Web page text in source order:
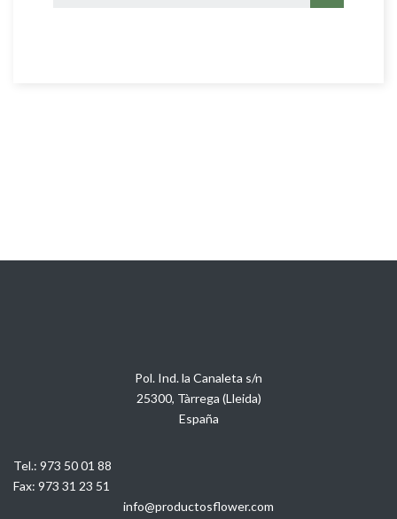
Pol. Ind. la Canaleta s/n
25300, Tàrrega (Lleida)
España
Tel.: 973 50 01 88
Fax: 973 31 23 51
info@productosflower.com